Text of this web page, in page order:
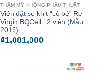
THẨM MỸ KHÔNG PHẪU THUẬT
Viên đặt se khít “cô bé” Re
Virgin BQCell 12 viên (Mẫu
2019)
₫1,081,000